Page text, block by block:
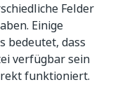
Felder
Einige
bedeutet, dass
verfügbar sein
funktioniert.